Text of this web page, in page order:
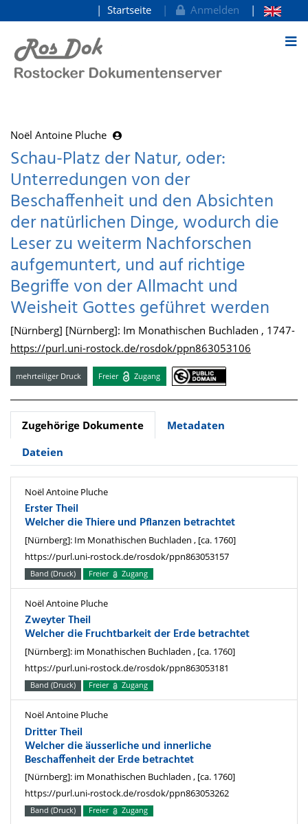
zum Inhalt
Startseite Anmelden
Noël Antoine Pluche
Schau-Platz der Natur, oder:
Unterredungen von der
Beschaffenheit und den Absichten
der natürlichen Dinge, wodurch die
Leser zu weiterm Nachforschen
aufgemuntert, und auf richtige
Begriffe von der Allmacht und
Weisheit Gottes geführet werden
[Nürnberg] [Nürnberg]: Im Monathischen Buchladen , 1747-
https://purl.uni-rostock.de/rosdok/ppn863053106
mehrteiliger Druck Freier Zugang
Zugehörige Dokumente
Metadaten
Dateien
Noël Antoine Pluche
Erster Theil
Welcher die Thiere und Pflanzen betrachtet
[Nürnberg]: Im Monathischen Buchladen , [ca. 1760]
https://purl.uni-rostock.de/rosdok/ppn863053157
Band (Druck) Freier Zugang
Noël Antoine Pluche
Zweyter Theil
Welcher die Fruchtbarkeit der Erde betrachtet
[Nürnberg]: im Monathischen Buchladen , [ca. 1760]
https://purl.uni-rostock.de/rosdok/ppn863053181
Band (Druck) Freier Zugang
Noël Antoine Pluche
Dritter Theil
Welcher die äusserliche und innerliche
Beschaffenheit der Erde betrachtet
[Nürnberg]: im Monathischen Buchladen , [ca. 1760]
https://purl.uni-rostock.de/rosdok/ppn863053262
Band (Druck) Freier Zugang